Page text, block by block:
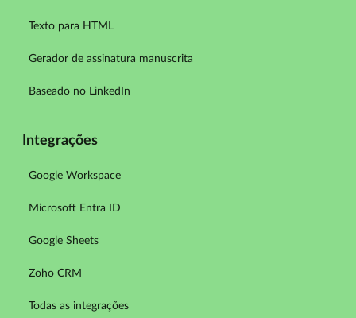
Texto para HTML
Gerador de assinatura manuscrita
Baseado no LinkedIn
Integrações
Google Workspace
Microsoft Entra ID
Google Sheets
Zoho CRM
Todas as integrações